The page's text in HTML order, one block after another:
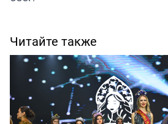
Читайте также